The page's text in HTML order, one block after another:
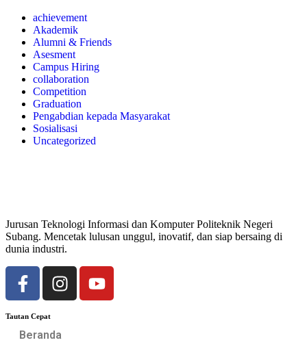
achievement
Akademik
Alumni & Friends
Asesment
Campus Hiring
collaboration
Competition
Graduation
Pengabdian kepada Masyarakat
Sosialisasi
Uncategorized
Jurusan Teknologi Informasi dan Komputer Politeknik Negeri
Subang. Mencetak lulusan unggul, inovatif, dan siap bersaing di
dunia industri.
Tautan Cepat
Beranda